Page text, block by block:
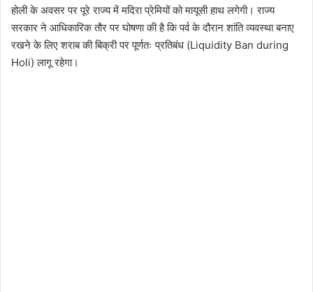
होली के अवसर पर पूरे राज्य में मदिरा प्रेमियों को मायूसी हाथ लगेगी। राज्य
सरकार ने आधिकारिक तौर पर घोषणा की है कि पर्व के दौरान शांति व्यवस्था बनाए
रखने के लिए शराब की बिक्री पर पूर्णतः प्रतिबंध (Liquidity Ban during
Holi) लागू रहेगा।